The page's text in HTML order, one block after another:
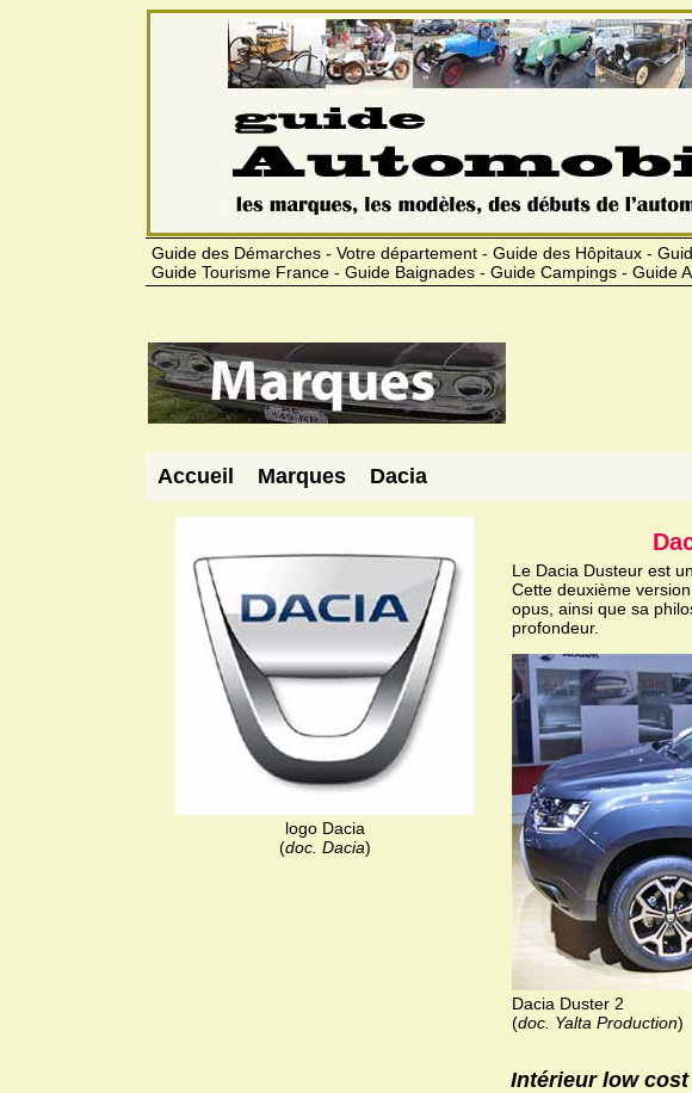
Guide des Démarches - Votre département - Guide des Hôpitaux -
Guide Tourisme France - Guide Baignades - Guide Campings - Guide
Accueil Marques Dacia
logo Dacia
(doc. Dacia)
Le Dacia Dusteur est
Cette deuxième
opus, ainsi que sa
profondeur.
Dacia Duster 2
(doc. Yalta Production)
Intérieur low cost